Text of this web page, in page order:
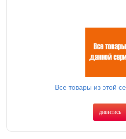
Все товары из этой
дивитись